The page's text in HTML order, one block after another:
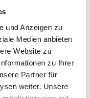
und Anzeigen zu
Medien anbieten
Website zu
zu Ihrer
Partner für
weiter. Unsere
NEXT POST
& WCAG 2.2: So
machst du deinen Shop
barrierefrei